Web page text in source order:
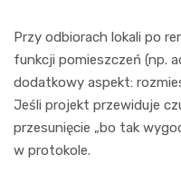
Przy odbiorach lokali po
funkcji pomieszczeń (np.
dodatkowy aspekt:
Jeśli projekt przewiduje
przesunięcie „bo tak
w protokole.